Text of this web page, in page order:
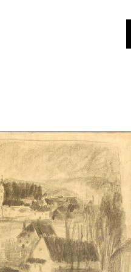
DIDATTICA
SHOP
LE COLLEZIONI
GLI AUTORI
LORENZO VIANI
MOSTRE
EVENTI
PALAZZO DELLE MUSE